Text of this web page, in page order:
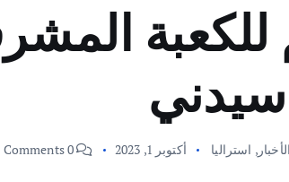
سيدني
, استراليا أكتوبر 1, 2023 0 Comments